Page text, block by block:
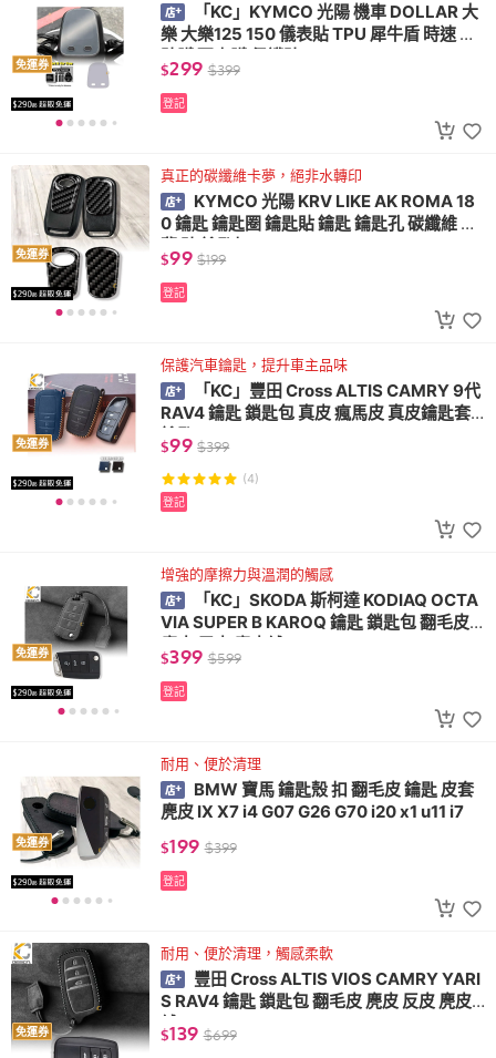
免運券
「KC」KYMCO 光陽 機車 DOLLAR 大
樂 大樂125 150 儀表貼 TPU 犀牛盾 時速 膜
貼膜 碼表膜 保護貼
$299 $399
登記
免運券
真正的碳纖維卡夢，絕非水轉印
KYMCO 光陽 KRV LIKE AK ROMA 18
0 鑰匙 鑰匙圈 鑰匙貼 鑰匙 鑰匙孔 碳纖維 卡
夢 貼 鑰匙扣
$99 $199
登記
免運券
保護汽車鑰匙，提升車主品味
「KC」豐田 Cross ALTIS CAMRY 9代
RAV4 鑰匙 鎖匙包 真皮 瘋馬皮 真皮鑰匙套
鑰匙
$99 $399
(4)
登記
免運券
增強的摩擦力與溫潤的觸感
「KC」SKODA 斯柯達 KODIAQ OCTA
VIA SUPER B KAROQ 鑰匙 鎖匙包 翻毛皮
麂皮 反皮 麂皮絨
$399 $599
登記
免運券
耐用、便於清理
BMW 寶馬 鑰匙殼 扣 翻毛皮 鑰匙 皮套
麂皮 IX X7 i4 G07 G26 G70 i20 x1 u11 i7
$199 $399
登記
免運券
耐用、便於清理，觸感柔軟
豐田 Cross ALTIS VIOS CAMRY YARI
S RAV4 鑰匙 鎖匙包 翻毛皮 麂皮 反皮 麂皮
絨
$139 $699